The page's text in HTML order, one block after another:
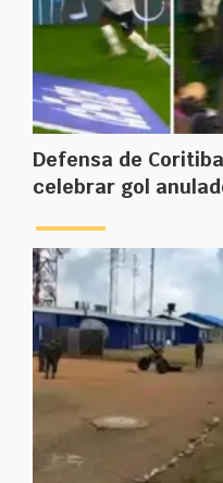
Defensa de
celebrar gol